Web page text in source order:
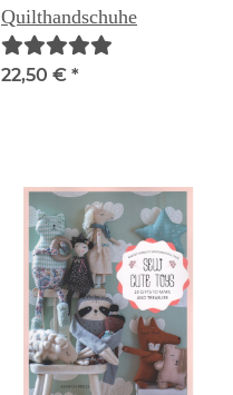
Quilthandschuhe
22,50 € *